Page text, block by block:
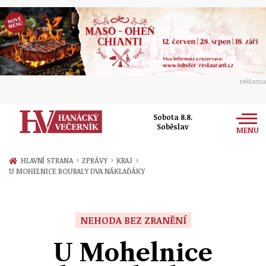
reklama
Sobota 8.8.
Soběslav
MENU
Zprávy
Ekonomika
HLAVNÍ STRANA › ZPRÁVY › KRAJ ›
U MOHELNICE BOURALY DVA NÁKLAĎÁKY
NEHODA BEZ ZRANĚNÍ
U Mohelnice